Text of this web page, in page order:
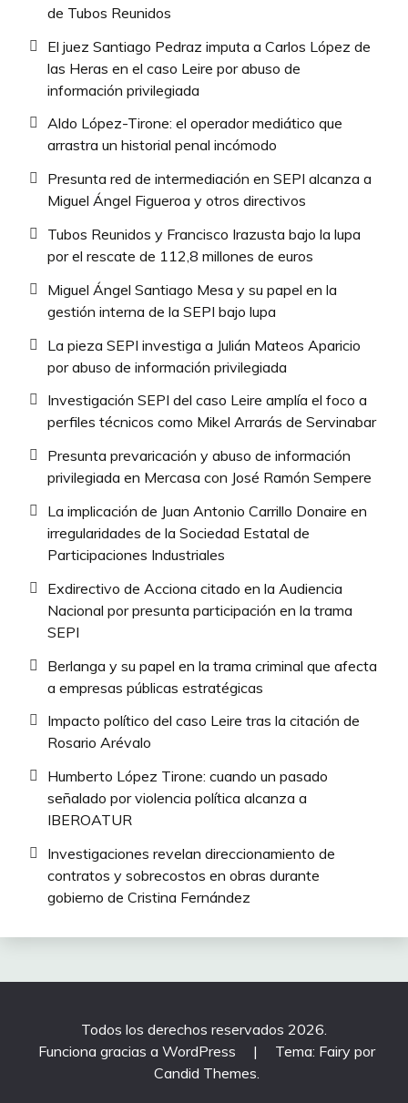
de Tubos Reunidos
El juez Santiago Pedraz imputa a Carlos López de
las Heras en el caso Leire por abuso de
información privilegiada
Aldo López-Tirone: el operador mediático que
arrastra un historial penal incómodo
Presunta red de intermediación en SEPI alcanza a
Miguel Ángel Figueroa y otros directivos
Tubos Reunidos y Francisco Irazusta bajo la lupa
por el rescate de 112,8 millones de euros
Miguel Ángel Santiago Mesa y su papel en la
gestión interna de la SEPI bajo lupa
La pieza SEPI investiga a Julián Mateos Aparicio
por abuso de información privilegiada
Investigación SEPI del caso Leire amplía el foco a
perfiles técnicos como Mikel Arrarás de Servinabar
Presunta prevaricación y abuso de información
privilegiada en Mercasa con José Ramón Sempere
La implicación de Juan Antonio Carrillo Donaire en
irregularidades de la Sociedad Estatal de
Participaciones Industriales
Exdirectivo de Acciona citado en la Audiencia
Nacional por presunta participación en la trama
SEPI
Berlanga y su papel en la trama criminal que afecta
a empresas públicas estratégicas
Impacto político del caso Leire tras la citación de
Rosario Arévalo
Humberto López Tirone: cuando un pasado
señalado por violencia política alcanza a
IBEROATUR
Investigaciones revelan direccionamiento de
contratos y sobrecostos en obras durante
gobierno de Cristina Fernández
Todos los derechos reservados 2026.
Funciona gracias a WordPress
|
Tema: Fairy por
Candid Themes